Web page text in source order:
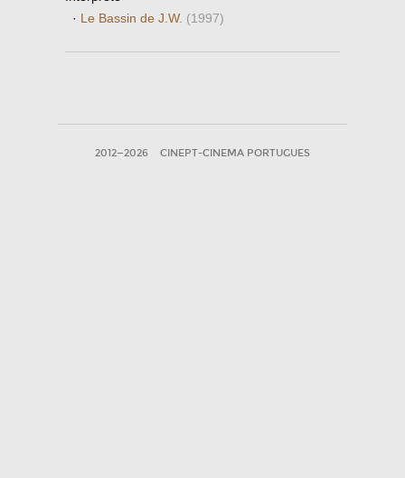
· Le Bassin de J.W. (1997)
2012—2026 CINEPT-CINEMA PORTUGUES